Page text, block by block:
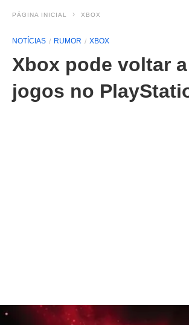
PÁGINA INICIAL XBOX
NOTÍCIAS RUMOR XBOX
Xbox pode voltar
jogos no